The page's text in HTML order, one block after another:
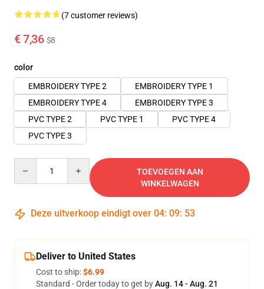
(7 customer reviews)
€ 7,36 $8
color
EMBROIDERY TYPE 2
EMBROIDERY TYPE 1
EMBROIDERY TYPE 4
EMBROIDERY TYPE 3
PVC TYPE 2
PVC TYPE 1
PVC TYPE 4
PVC TYPE 3
TOEVOEGEN AAN
WINKELWAGEN
Deze uitverkoop eindigt over 04: 09: 52
Deliver to United States
Cost to ship:$6.99
Standard - Order today to get byAug. 14 - Aug. 21